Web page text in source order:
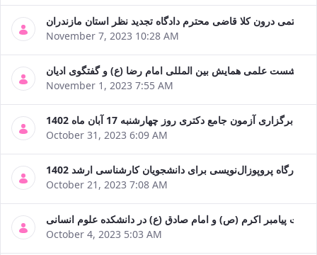
درون کلا قاضی محترم دادگاه تجدید نظر استان مازندران
November 7, 2023 10:28 AM
نشست علمی همایش بین المللی امام رضا (ع) و گفتگوی ادیان
November 1, 2023 7:55 AM
برگزاری آزمون جامع دکتری روز چهارشنبه 17 آبان ماه 1402
October 31, 2023 6:09 AM
کارگاه پروپوزال‌نویسی برای دانشجویان کارشناسی ‌ارشد 1402
October 21, 2023 7:08 AM
پیامبر اکرم (ص) و امام صادق (ع) در دانشکده علوم انسانی
October 4, 2023 5:03 AM